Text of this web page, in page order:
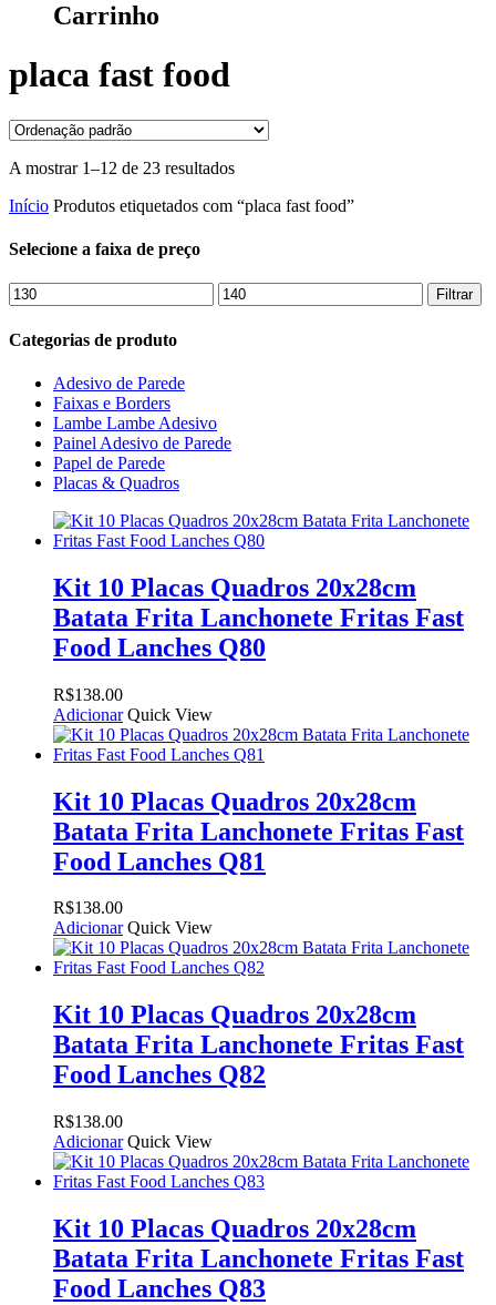
Carrinho
placa fast food
A mostrar 1–12 de 23 resultados
Início Produtos etiquetados com “placa fast food”
Selecione a faixa de preço
Preço
mínimo
Preço
máximo
Filtrar
Categorias de produto
Adesivo de Parede
Faixas e Borders
Lambe Lambe Adesivo
Painel Adesivo de Parede
Papel de Parede
Placas & Quadros
Kit 10 Placas Quadros 20x28cm
Batata Frita Lanchonete Fritas Fast
Food Lanches Q80
R$138.00
Adicionar Quick View
Kit 10 Placas Quadros 20x28cm
Batata Frita Lanchonete Fritas Fast
Food Lanches Q81
R$138.00
Adicionar Quick View
Kit 10 Placas Quadros 20x28cm
Batata Frita Lanchonete Fritas Fast
Food Lanches Q82
R$138.00
Adicionar Quick View
Kit 10 Placas Quadros 20x28cm
Batata Frita Lanchonete Fritas Fast
Food Lanches Q83